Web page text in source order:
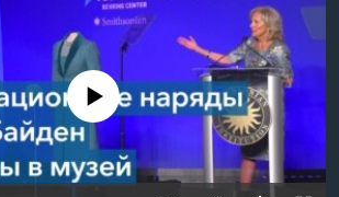
source currently available